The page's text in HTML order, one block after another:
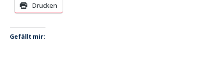
Drucken
Gefällt mir: